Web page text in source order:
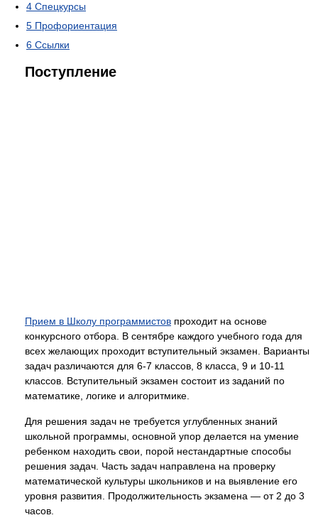
4 Спецкурсы
5 Профориентация
6 Ссылки
Поступление
Прием в Школу программистов проходит на основе
конкурсного отбора. В сентябре каждого учебного года для
всех желающих проходит вступительный экзамен. Варианты
задач различаются для 6-7 классов, 8 класса, 9 и 10-11
классов. Вступительный экзамен состоит из заданий по
математике, логике и алгоритмике.
Для решения задач не требуется углубленных знаний
школьной программы, основной упор делается на умение
ребенком находить свои, порой нестандартные способы
решения задач. Часть задач направлена на проверку
математической культуры школьников и на выявление его
уровня развития. Продолжительность экзамена — от 2 до 3
часов.